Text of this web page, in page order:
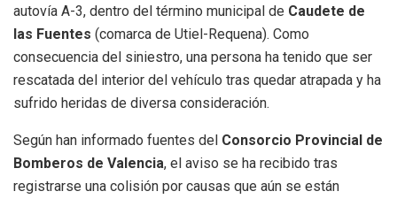
autovía A-3, dentro del término municipal de Caudete de
las Fuentes (comarca de Utiel-Requena). Como
consecuencia del siniestro, una persona ha tenido que ser
rescatada del interior del vehículo tras quedar atrapada y ha
sufrido heridas de diversa consideración.
Según han informado fuentes del Consorcio Provincial de
Bomberos de Valencia, el aviso se ha recibido tras
registrarse una colisión por causas que aún se están